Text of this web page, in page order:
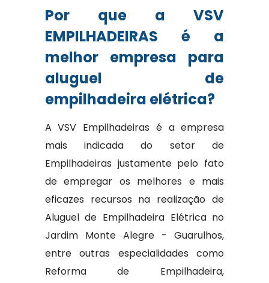
Por que a VSV
EMPILHADEIRAS é a
melhor empresa para
aluguel de
empilhadeira elétrica?
A VSV Empilhadeiras é a empresa
mais indicada do setor de
Empilhadeiras justamente pelo fato
de empregar os melhores e mais
eficazes recursos na realização de
Aluguel de Empilhadeira Elétrica no
Jardim Monte Alegre - Guarulhos,
entre outras especialidades como
Reforma de Empilhadeira,